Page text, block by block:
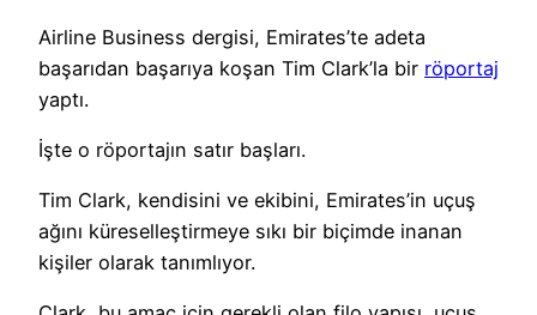
Airline Business dergisi, Emirates’te adeta
başarıdan başarıya koşan Tim Clark’la bir röportaj
yaptı.
İşte o röportajın satır başları.
Tim Clark, kendisini ve ekibini, Emirates’in uçuş
ağını küreselleştirmeye sıkı bir biçimde inanan
kişiler olarak tanımlıyor.